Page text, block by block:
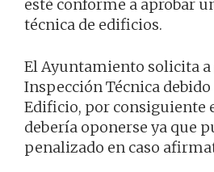
esté conforme a aprobar
técnica de edificios.
El Ayuntamiento solicita a
Inspección Técnica debido
Edificio, por consiguiente
debería oponerse ya que
penalizado en caso